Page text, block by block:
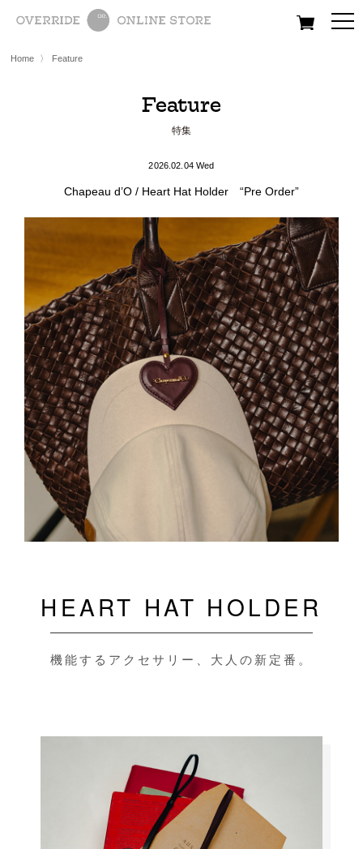
All Women Men
Home 〉 Feature
Feature
特集
2026.02.04 Wed
Chapeau d’O / Heart Hat Holder “Pre Order”
HEART HAT HOLDER
機能するアクセサリー、大人の新定番。